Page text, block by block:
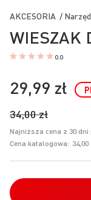
na
początek
galerii
WIESZAK
0.0
AKCESORIA /
29,99 zł
34,00 zł
Najniższa cena z 30
Cena katalogowa: 34,00